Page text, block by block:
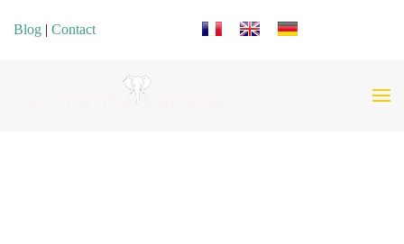
Blog | Contact Sélectionnez votre langue